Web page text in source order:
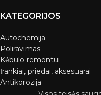
KATEGORIJOS
Autochemija
Poliravimas
Kėbulo remontui
Įrankiai, priedai, aksesuarai
Antikorozija